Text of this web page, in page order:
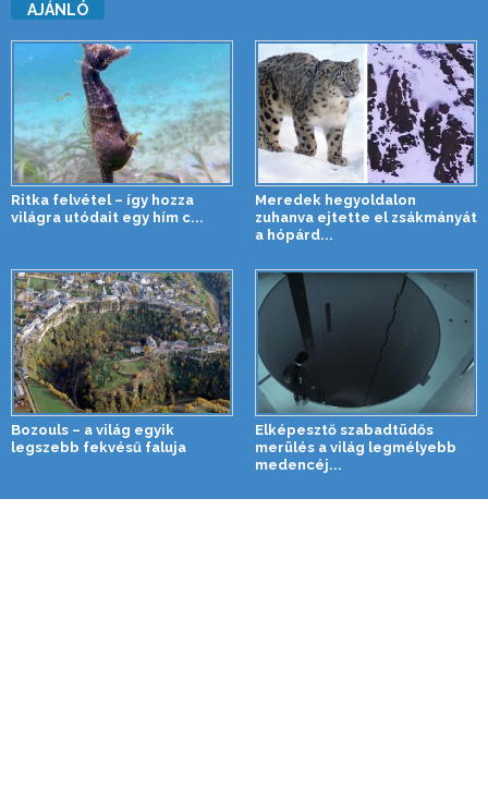
AJÁNLÓ
Ritka felvétel – így hozza
világra utódait egy hím c...
Meredek hegyoldalon
zuhanva ejtette el zsákmányát
a hópárd...
Bozouls – a világ egyik
legszebb fekvésű faluja
Elképesztő szabadtüdős
merülés a világ legmélyebb
medencéj...